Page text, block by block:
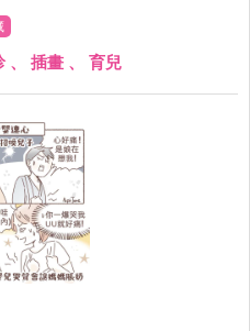
常建議整個孕期重10-14kg 剩
腋下冒汗 ) 最後我決定
的體重被量太輕了吧～￣▽￣
、 插畫 、 育兒